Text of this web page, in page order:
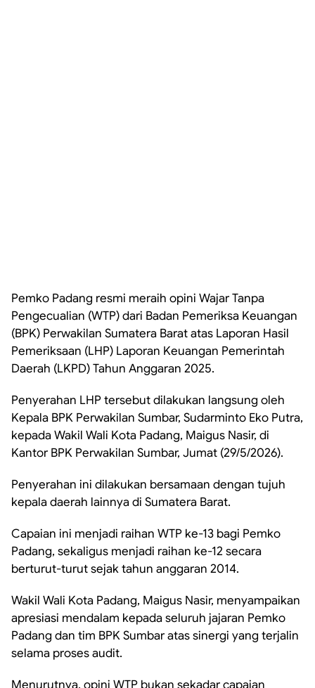
Pemko Padang resmi meraih opini Wajar Tanpa
Pengecualian (WTP) dari Badan Pemeriksa Keuangan
(BPK) Perwakilan Sumatera Barat atas Laporan Hasil
Pemeriksaan (LHP) Laporan Keuangan Pemerintah
Daerah (LKPD) Tahun Anggaran 2025.
Penyerahan LHP tersebut dilakukan langsung oleh
Kepala BPK Perwakilan Sumbar, Sudarminto Eko Putra,
kepada Wakil Wali Kota Padang, Maigus Nasir, di
Kantor BPK Perwakilan Sumbar, Jumat (29/5/2026).
Penyerahan ini dilakukan bersamaan dengan tujuh
kepala daerah lainnya di Sumatera Barat.
Capaian ini menjadi raihan WTP ke-13 bagi Pemko
Padang, sekaligus menjadi raihan ke-12 secara
berturut-turut sejak tahun anggaran 2014.
Wakil Wali Kota Padang, Maigus Nasir, menyampaikan
apresiasi mendalam kepada seluruh jajaran Pemko
Padang dan tim BPK Sumbar atas sinergi yang terjalin
selama proses audit.
Menurutnya, opini WTP bukan sekadar capaian